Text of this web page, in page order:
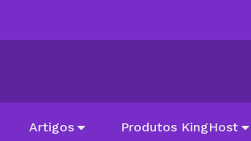
Artigos Produtos KingHost